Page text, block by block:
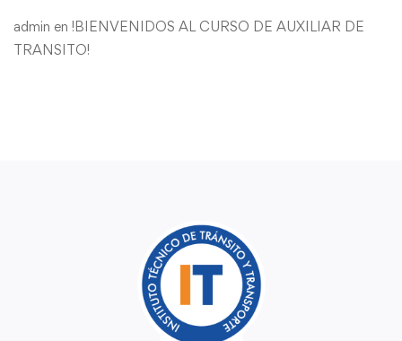
admin en !BIENVENIDOS AL CURSO DE AUXILIAR DE
TRANSITO!